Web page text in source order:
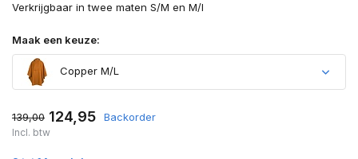
Verkrijgbaar in twee maten S/M en M/l
Maak een keuze:
Copper M/L
139,00 124,95 Backorder
Incl. btw